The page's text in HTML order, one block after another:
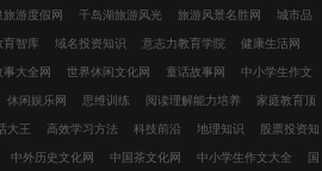
旅游度假网 千岛湖旅游风光 旅游风景名胜网 城市品
育智库 域名投资知识 意志力教育学院 健康生活网
事大全网 世界休闲文化网 童话故事网 中小学生作文
休闲娱乐网 思维训练 阅读理解能力培养 家庭教育顶
大王 高效学习方法 科技前沿 地理知识 股票投资知
中外历史文化网 中国茶文化网 中小学生作文大全 国